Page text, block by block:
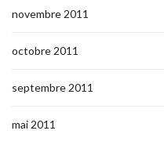
novembre 2011
octobre 2011
septembre 2011
mai 2011